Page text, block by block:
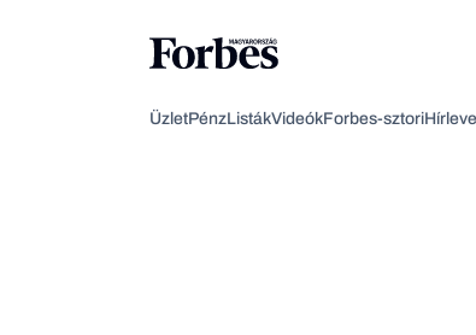
ÜzletPénzListákVideókForbes-sztori